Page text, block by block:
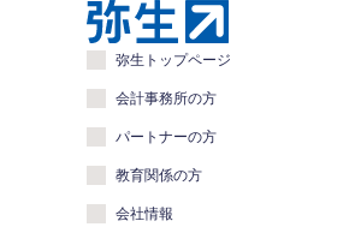
弥生トップページ
会計事務所の方
パートナーの方
教育関係の方
会社情報